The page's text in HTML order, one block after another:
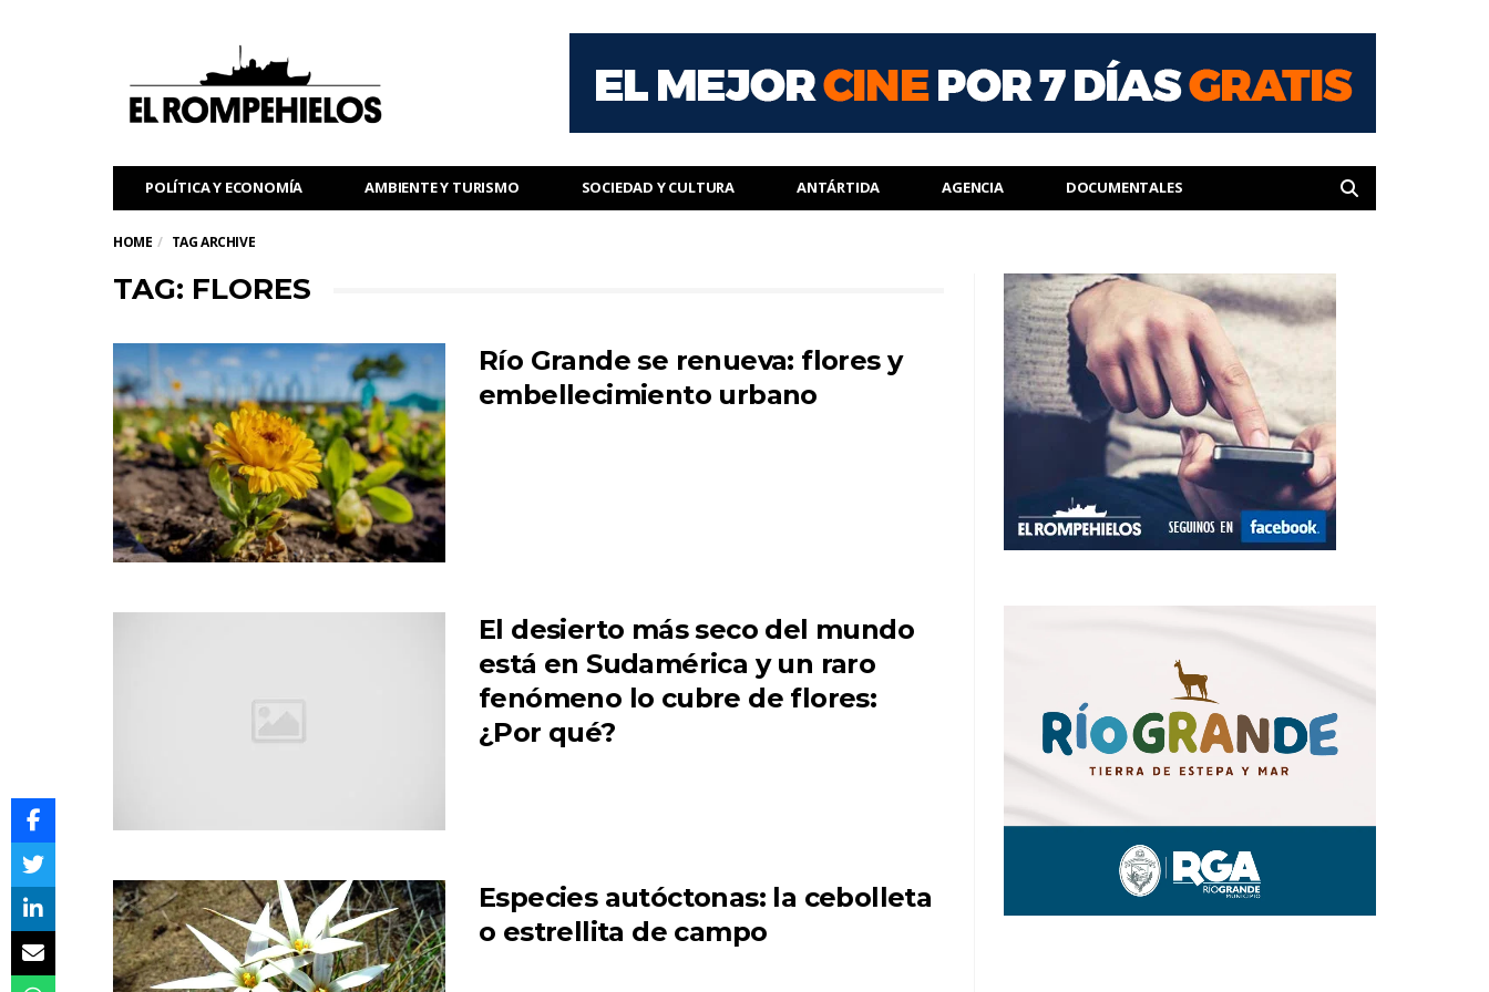
POLÍTICA Y ECONOMÍA AMBIENTE Y TURISMO SOCIEDAD Y CULTURA ANTÁRTIDA AGENCIA DOCUMENTALES
HOME TAG ARCHIVE
TAG: FLORES
Río Grande se renueva: flores y
embellecimiento urbano
El desierto más seco del mundo
está en Sudamérica y un raro
fenómeno lo cubre de flores:
¿Por qué?
Especies autóctonas: la cebolleta
o estrellita de campo